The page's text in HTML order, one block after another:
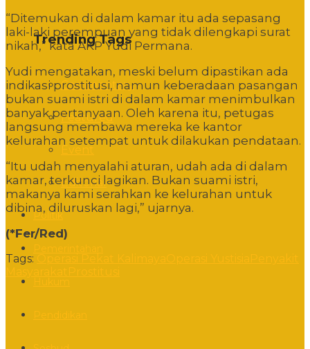
Trending Tags
Commentary
Featured
Editorial
Politik
“Ditemukan di dalam kamar itu ada sepasang
laki-laki perempuan yang tidak dilengkapi surat
nikah,” kata AKP Yudi Permana.
Yudi mengatakan, meski belum dipastikan ada
indikasi prostitusi, namun keberadaan pasangan
bukan suami istri di dalam kamar menimbulkan
banyak pertanyaan. Oleh karena itu, petugas
langsung membawa mereka ke kantor
kelurahan setempat untuk dilakukan pendataan.
“Itu udah menyalahi aturan, udah ada di dalam
kamar, terkunci lagikan. Bukan suami istri,
makanya kami serahkan ke kelurahan untuk
dibina, diluruskan lagi,” ujarnya.
(*Fer/Red)
Tags: